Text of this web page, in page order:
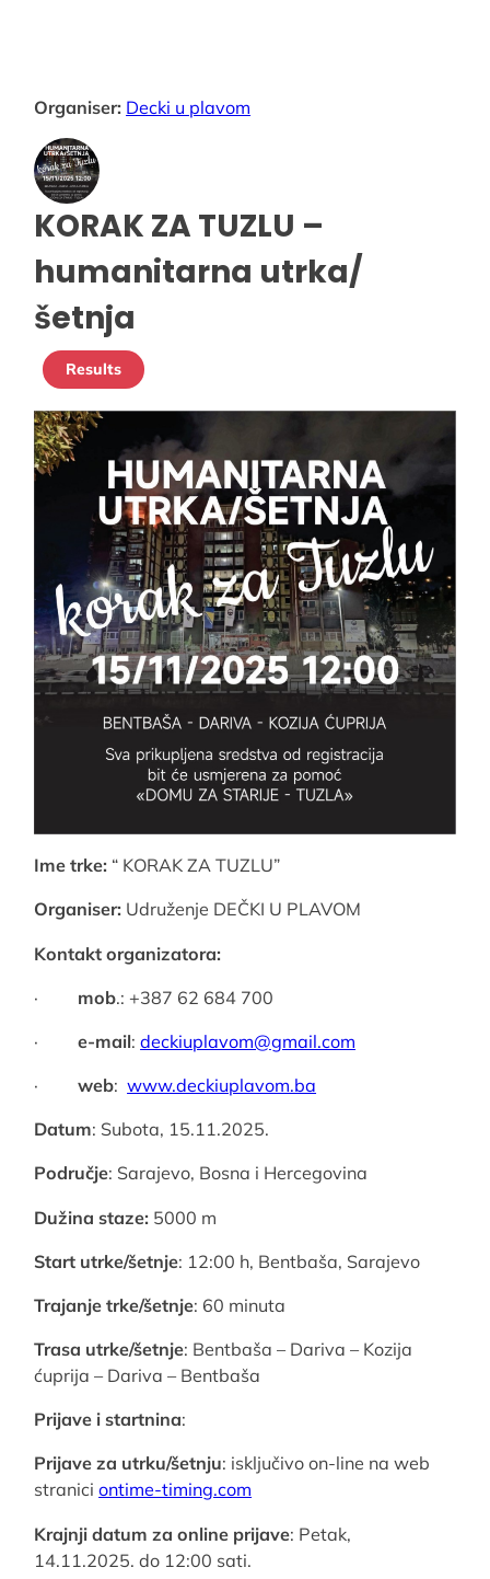
Organiser: Decki u plavom
KORAK ZA TUZLU –
humanitarna utrka/
šetnja
Results
Ime trke: “ KORAK ZA TUZLU”
Organiser: Udruženje DEČKI U PLAVOM
Kontakt organizatora:
· mob.: +387 62 684 700
·e-mail:deckiuplavom@gmail.com
·web:www.deckiuplavom.ba
Datum: Subota, 15.11.2025.
Područje: Sarajevo, Bosna i Hercegovina
Dužina staze: 5000 m
Start utrke/šetnje: 12:00 h, Bentbaša, Sarajevo
Trajanje trke/šetnje: 60 minuta
Trasa utrke/šetnje: Bentbaša – Dariva – Kozija
ćuprija – Dariva – Bentbaša
Prijave i startnina:
Prijave za utrku/šetnju: isključivo on-line na web
straniciontime-timing.com
Krajnji datum za online prijave: Petak,
14.11.2025. do 12:00 sati.